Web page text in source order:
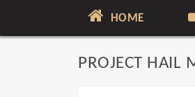
HOME
PROJECT HAIL